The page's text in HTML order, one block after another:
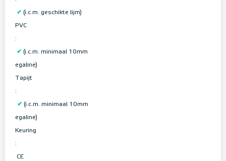
✔ (i.c.m. geschikte lijm)
PVC
:
✔ (i.c.m. minimaal 10mm
egaline)
Tapijt
:
✔ (i.c.m. minimaal 10mm
egaline)
Keuring
:
CE